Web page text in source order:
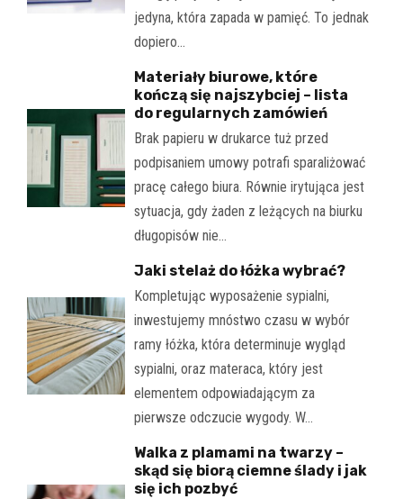
jedyna, która zapada w pamięć. To jednak
dopiero…
Materiały biurowe, które
kończą się najszybciej – lista
do regularnych zamówień
Brak papieru w drukarce tuż przed
podpisaniem umowy potrafi sparaliżować
pracę całego biura. Równie irytująca jest
sytuacja, gdy żaden z leżących na biurku
długopisów nie…
Jaki stelaż do łóżka wybrać?
Kompletując wyposażenie sypialni,
inwestujemy mnóstwo czasu w wybór
ramy łóżka, która determinuje wygląd
sypialni, oraz materaca, który jest
elementem odpowiadającym za
pierwsze odczucie wygody. W…
Walka z plamami na twarzy –
skąd się biorą ciemne ślady i jak
się ich pozbyć